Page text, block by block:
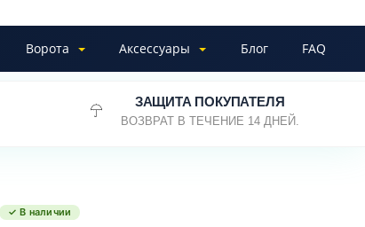
Ворота Аксессуары Блог FAQ
ЗАЩИТА ПОКУПАТЕЛЯ
ВОЗВРАТ В ТЕЧЕНИЕ 14 ДНЕЙ.
✓ В наличии